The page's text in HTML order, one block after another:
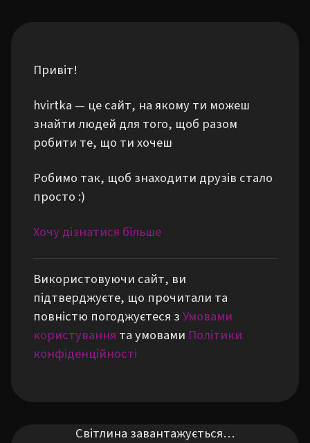
Привіт!
hvirtka — це сайт, на якому ти можеш
знайти людей для того, щоб разом
робити те, що ти хочеш
Робимо так, щоб знаходити друзів стало
просто :)
Хочу дізнатися більше
Використовуючи сайт, ви
підтверджуєте, що прочитали та
повністю погоджуєтеся зУмовами
користування та умовами Політики
конфіденційності
Світлина завантажується…